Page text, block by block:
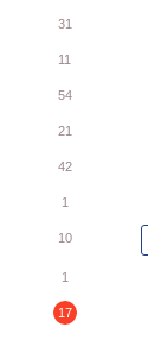
31
11
54
21
42
1
10
1
17